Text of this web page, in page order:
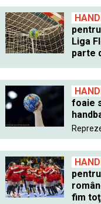
Liga
parte
foaie
fim